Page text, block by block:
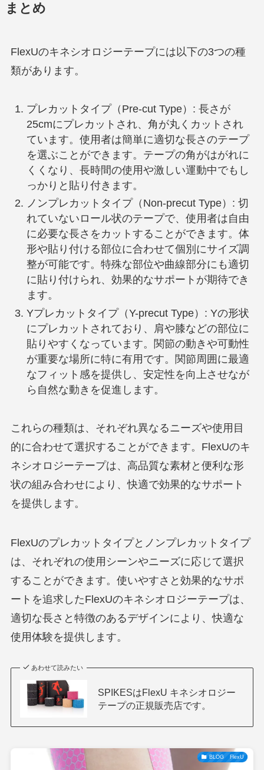
まとめ
FlexUのキネシオロジーテープには以下の3つの種
類があります。
プレカットタイプ（Pre-cut Type）: 長さが
25cmにプレカットされ、角が丸くカットされ
ています。使用者は簡単に適切な長さのテープ
を選ぶことができます。テープの角がはがれに
くくなり、長時間の使用や激しい運動中でもし
っかりと貼り付きます。
ノンプレカットタイプ（Non-precut Type）: 切
れていないロール状のテープで、使用者は自由
に必要な長さをカットすることができます。体
形や貼り付ける部位に合わせて個別にサイズ調
整が可能です。特殊な部位や曲線部分にも適切
に貼り付けられ、効果的なサポートが期待でき
ます。
Yプレカットタイプ（Y-precut Type）: Yの形状
にプレカットされており、肩や膝などの部位に
貼りやすくなっています。関節の動きや可動性
が重要な場所に特に有用です。関節周囲に最適
なフィット感を提供し、安定性を向上させなが
ら自然な動きを促進します。
これらの種類は、それぞれ異なるニーズや使用目
的に合わせて選択することができます。FlexUのキ
ネシオロジーテープは、高品質な素材と便利な形
状の組み合わせにより、快適で効果的なサポート
を提供します。
FlexUのプレカットタイプとノンプレカットタイプ
は、それぞれの使用シーンやニーズに応じて選択
することができます。使いやすさと効果的なサポ
ートを追求したFlexUのキネシオロジーテープは、
適切な長さと特徴のあるデザインにより、快適な
使用体験を提供します。
あわせて読みたい
SPIKESはFlexU キネシオロジー
テープの正規販売店です。
BLOG FlexU